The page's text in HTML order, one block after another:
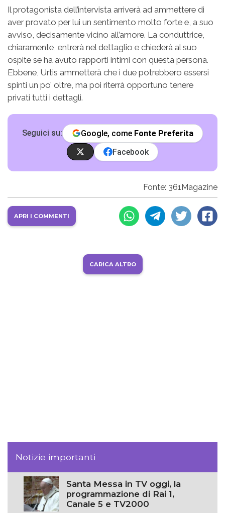
Il protagonista dell’intervista arriverà ad ammettere di
aver provato per lui un sentimento molto forte e, a suo
avviso, decisamente vicino all’amore. La conduttrice,
chiaramente, entrerà nel dettaglio e chiederà al suo
ospite se ha avuto rapporti intimi con questa persona.
Ebbene, Urtis ammetterà che i due potrebbero essersi
spinti un po’ oltre, ma poi riterrà opportuno tenere
privati tutti i dettagli.
Seguici su: Google, come Fonte Preferita
Facebook
Fonte: 361Magazine
APRI I COMMENTI
CARICA ALTRO
Notizie importanti
Santa Messa in TV oggi, la
programmazione di Rai 1,
Canale 5 e TV2000